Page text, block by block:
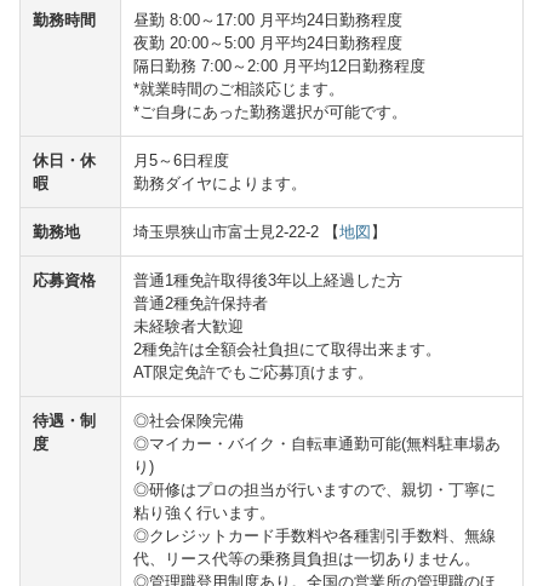
勤務時間
昼勤 8:00～17:00 月平均24日勤務程度
夜勤 20:00～5:00 月平均24日勤務程度
隔日勤務 7:00～2:00 月平均12日勤務程度
*就業時間のご相談応じます。
*ご自身にあった勤務選択が可能です。
休日・休
暇
月5～6日程度
勤務ダイヤによります。
勤務地 埼玉県狭山市富士見2-22-2 【地図】
応募資格
普通1種免許取得後3年以上経過した方
普通2種免許保持者
未経験者大歓迎
2種免許は全額会社負担にて取得出来ます。
AT限定免許でもご応募頂けます。
待遇・制
度
◎社会保険完備
◎マイカー・バイク・自転車通勤可能(無料駐車場あ
り)
◎研修はプロの担当が行いますので、親切・丁寧に
粘り強く行います。
◎クレジットカード手数料や各種割引手数料、無線
代、リース代等の乗務員負担は一切ありません。
◎管理職登用制度あり。全国の営業所の管理職のほ